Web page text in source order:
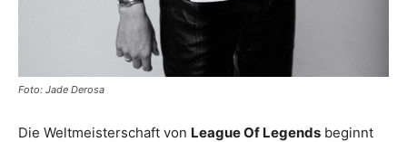
Foto: Jade Derosa
Die Weltmeisterschaft von League Of Legends beginnt